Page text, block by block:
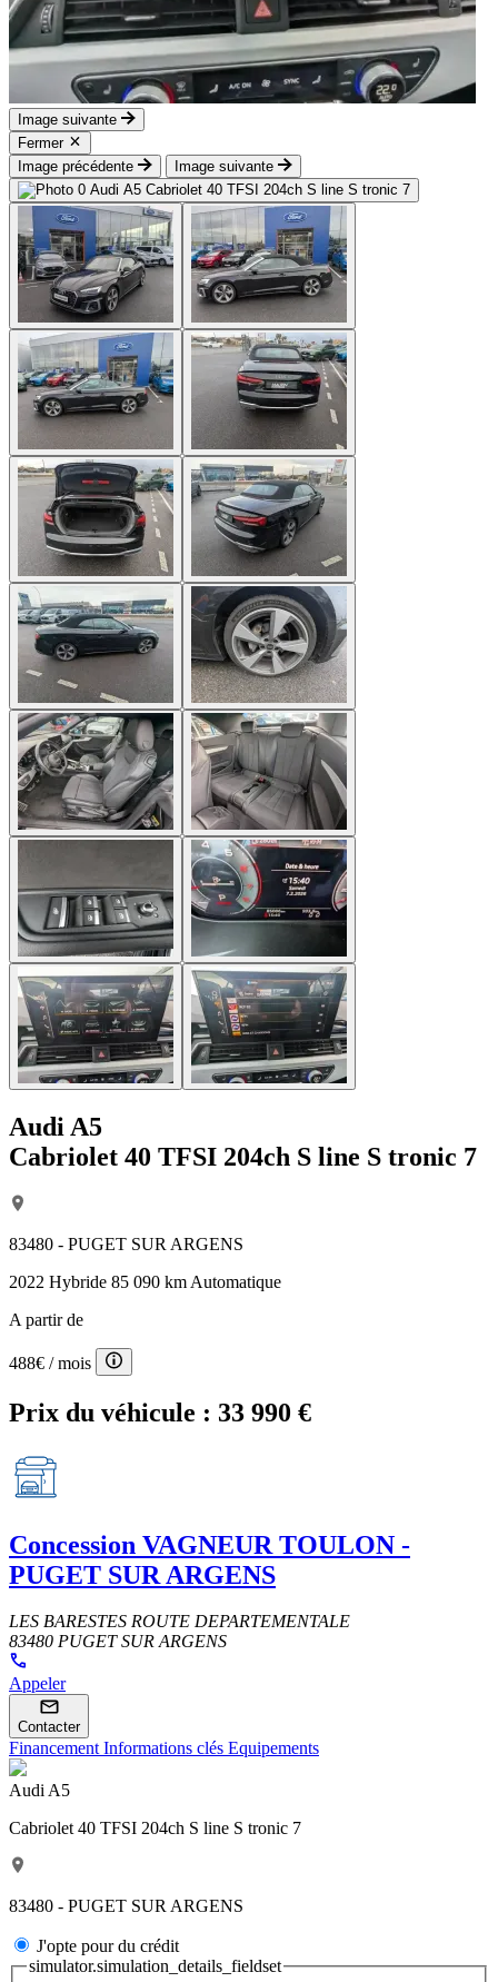
Image suivante
Fermer
Image précédente
Image suivante
Audi A5
Cabriolet 40 TFSI 204ch S line S tronic 7
83480 - PUGET SUR ARGENS
2022 Hybride 85 090 km Automatique
A partir de
488€ / mois
Prix du véhicule : 33 990 €
Concession VAGNEUR TOULON -
PUGET SUR ARGENS
LES BARESTES ROUTE DEPARTEMENTALE
83480 PUGET SUR ARGENS
Appeler
Contacter
FinancementInformations clés Equipements
Audi A5
Cabriolet 40 TFSI 204ch S line S tronic 7
83480 - PUGET SUR ARGENS
J'opte pour du crédit
simulator.simulation_details_fieldset